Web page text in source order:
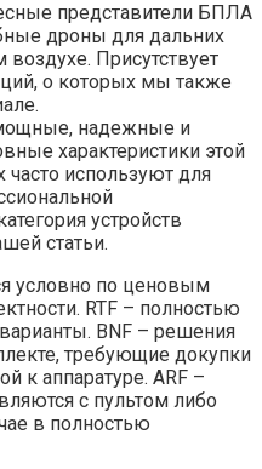
представители БПЛА
дроны для дальних
Присутствует
о которых мы также
надежные и
характеристики этой
часто используют для
устройств
статьи.
условно по ценовым
RTF – полностью
BNF – решения
требующие докупки
к аппаратуре. ARF –
с пультом либо
в полностью